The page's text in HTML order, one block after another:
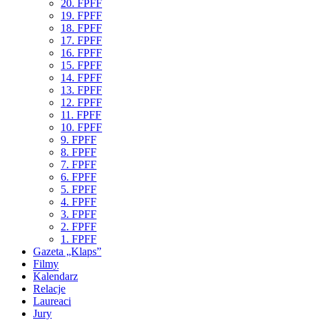
20. FPFF
19. FPFF
18. FPFF
17. FPFF
16. FPFF
15. FPFF
14. FPFF
13. FPFF
12. FPFF
11. FPFF
10. FPFF
9. FPFF
8. FPFF
7. FPFF
6. FPFF
5. FPFF
4. FPFF
3. FPFF
2. FPFF
1. FPFF
Gazeta „Klaps”
Filmy
Kalendarz
Relacje
Laureaci
Jury